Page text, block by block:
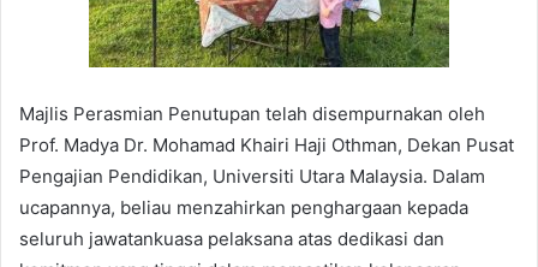
Majlis Perasmian Penutupan telah disempurnakan oleh
Prof. Madya Dr. Mohamad Khairi Haji Othman, Dekan Pusat
Pengajian Pendidikan, Universiti Utara Malaysia. Dalam
ucapannya, beliau menzahirkan penghargaan kepada
seluruh jawatankuasa pelaksana atas dedikasi dan